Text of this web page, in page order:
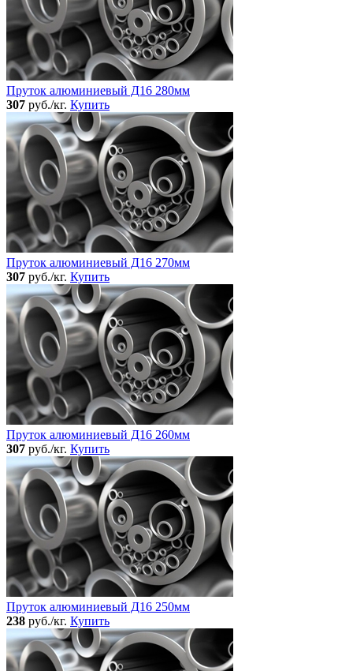
Пруток алюминиевый Д16 280мм
307 руб./кг. Купить
Пруток алюминиевый Д16 270мм
307 руб./кг. Купить
Пруток алюминиевый Д16 260мм
307 руб./кг. Купить
Пруток алюминиевый Д16 250мм
238 руб./кг. Купить